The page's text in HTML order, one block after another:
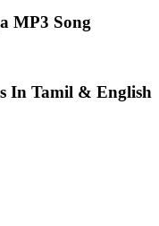
MP3 Song
In Tamil & English